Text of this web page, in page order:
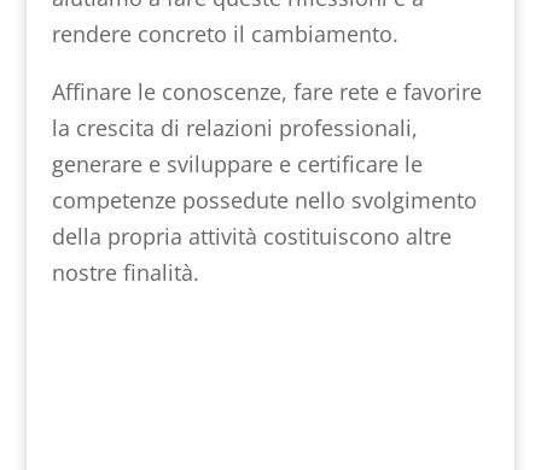
rendere concreto il cambiamento.
Affinare le conoscenze, fare rete e favorire
la crescita di relazioni professionali,
generare e sviluppare e certificare le
competenze possedute nello svolgimento
della propria attività costituiscono altre
nostre finalità.